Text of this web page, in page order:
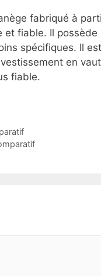
fabriqué à
et fiable. Il
spécifiques. Il
en
fiable.